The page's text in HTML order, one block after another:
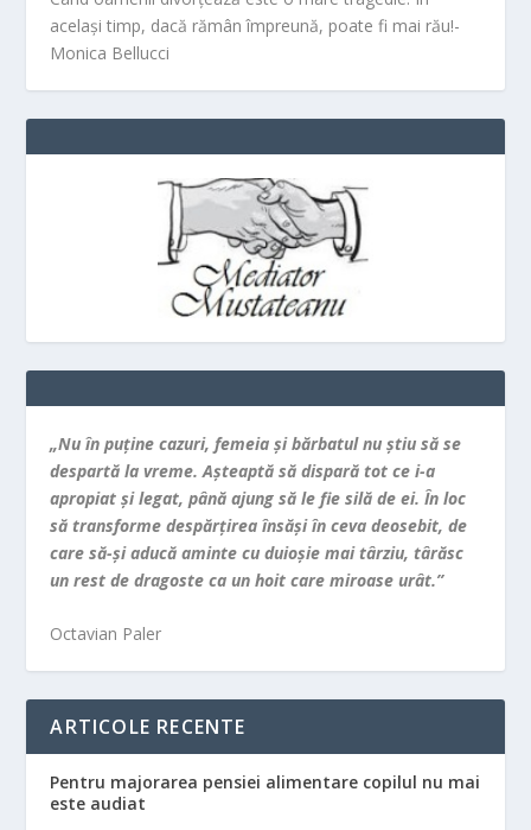
același timp, dacă rămân împreună, poate fi mai rău!-
Monica Bellucci
„Nu în puţine cazuri, femeia şi bărbatul nu ştiu să se
despartă la vreme. Aşteaptă să dispară tot ce i-a
apropiat şi legat, până ajung să le fie silă de ei. În loc
să transforme despărţirea însăşi în ceva deosebit, de
care să-şi aducă aminte cu duioşie mai târziu, târăsc
un rest de dragoste ca un hoit care miroase urât.”
Octavian Paler
ARTICOLE RECENTE
Pentru majorarea pensiei alimentare copilul nu mai
este audiat